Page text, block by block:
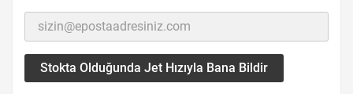
Stokta Olduğunda Jet Hızıyla Bana Bildir